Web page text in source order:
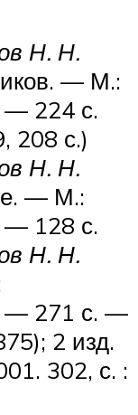
Н. Н.
— М.:
— 224 с.
208 с.)
Н. Н.
— М.:
— 128 с.
Н. Н.
— 271 с. —
2 изд.
302, с. :